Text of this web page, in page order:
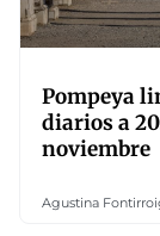
Pompeya
diarios a
noviembre
Agustina